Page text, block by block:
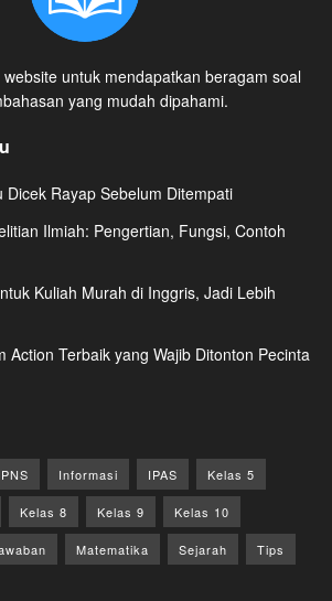
untuk mendapatkan beragam soal
yang mudah dipahami.
Dicek Rayap Sebelum Ditempati
Ilmiah: Pengertian, Fungsi, Contoh
Kuliah Murah di Inggris, Jadi Lebih
Action Terbaik yang Wajib Ditonton Pecinta
Informasi IPAS Kelas 5
Kelas 8 Kelas 9 Kelas 10
Matematika Sejarah Tips